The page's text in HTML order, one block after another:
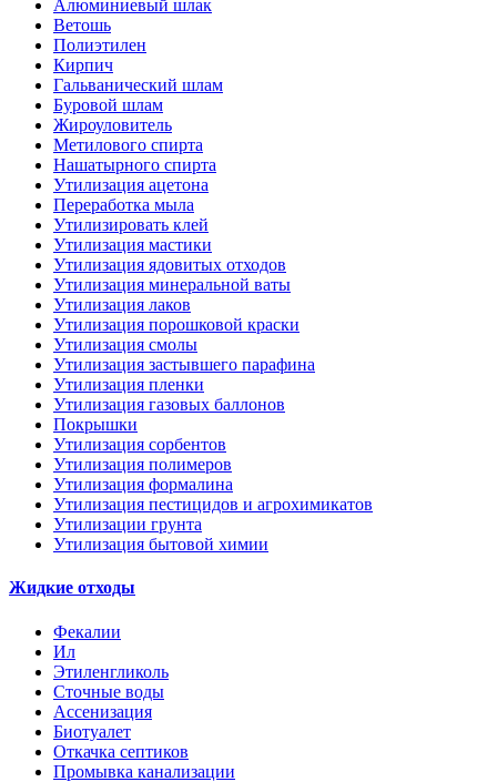
Алюминиевый шлак
Ветошь
Полиэтилен
Кирпич
Гальванический шлам
Буровой шлам
Жироуловитель
Метилового спирта
Нашатырного спирта
Утилизация ацетона
Переработка мыла
Утилизировать клей
Утилизация мастики
Утилизация ядовитых отходов
Утилизация минеральной ваты
Утилизация лаков
Утилизация порошковой краски
Утилизация смолы
Утилизация застывшего парафина
Утилизация пленки
Утилизация газовых баллонов
Покрышки
Утилизация сорбентов
Утилизация полимеров
Утилизация формалина
Утилизация пестицидов и агрохимикатов
Утилизации грунта
Утилизация бытовой химии
Жидкие отходы
Фекалии
Ил
Этиленгликоль
Сточные воды
Ассенизация
Биотуалет
Откачка септиков
Промывка канализации